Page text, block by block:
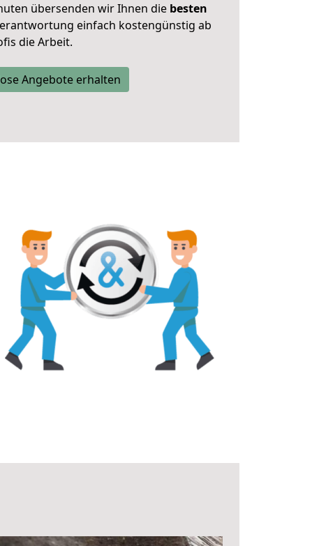
übersenden wir Ihnen die besten
einfach kostengünstig ab
die Arbeit.
Angebote erhalten